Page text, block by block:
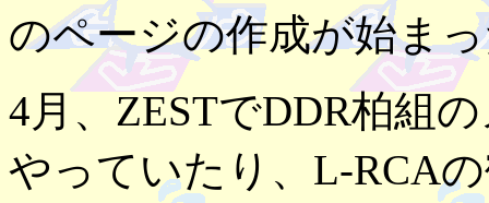
のページの作成が始ま
4月、ZESTでDDR柏組
やっていたり、L-RCA